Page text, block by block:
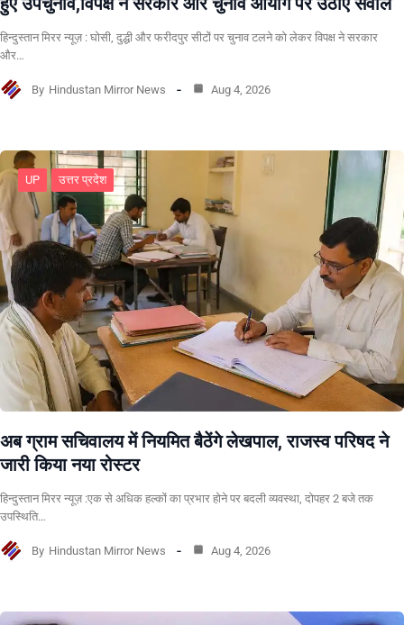
हिन्दुस्तान मिरर न्यूज़ : घोसी, दुद्धी और फरीदपुर सीटों पर चुनाव टलने को लेकर विपक्ष ने सरकार
और…
By Hindustan Mirror News Aug 4, 2026
UP उत्तर प्रदेश
अब ग्राम सचिवालय में नियमित बैठेंगे लेखपाल, राजस्व परिषद ने
जारी किया नया रोस्टर
हिन्दुस्तान मिरर न्यूज़ :एक से अधिक हल्कों का प्रभार होने पर बदली व्यवस्था, दोपहर 2 बजे तक
उपस्थिति…
By Hindustan Mirror News Aug 4, 2026